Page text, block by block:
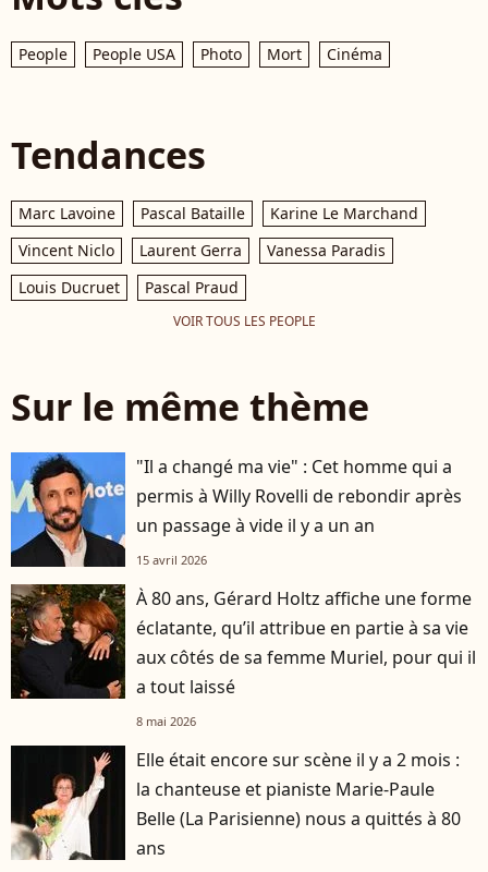
People People USA Photo Mort Cinéma
Tendances
Marc Lavoine Pascal Bataille
Karine Le Marchand
Vincent Niclo
Laurent Gerra
Vanessa Paradis
Louis Ducruet
Pascal Praud
VOIR TOUS LES PEOPLE
Sur le même thème
"Il a changé ma vie" : Cet homme qui a
permis à Willy Rovelli de rebondir après
un passage à vide il y a un an
15 avril 2026
À 80 ans, Gérard Holtz affiche une forme
éclatante, qu’il attribue en partie à sa vie
aux côtés de sa femme Muriel, pour qui il
a tout laissé
8 mai 2026
Elle était encore sur scène il y a 2 mois :
la chanteuse et pianiste Marie-Paule
Belle (La Parisienne) nous a quittés à 80
ans